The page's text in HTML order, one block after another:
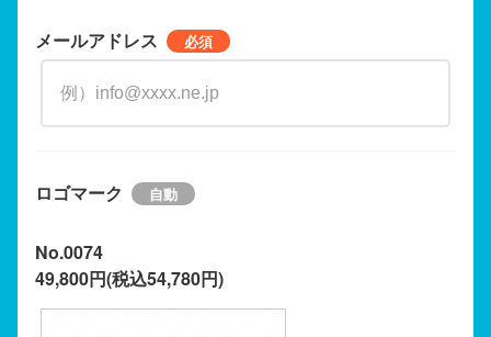
メールアドレス
ロゴマーク
No.0074
49,800円(税込54,780円)